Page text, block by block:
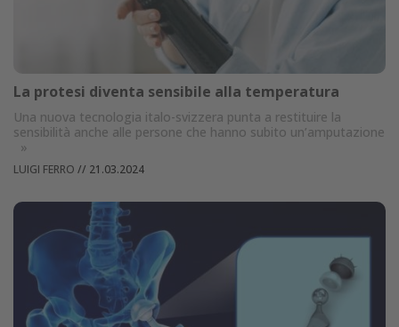
La protesi diventa sensibile alla temperatura
Una nuova tecnologia italo-svizzera punta a restituire la
sensibilità anche alle persone che hanno subito un’amputazione
»
LUIGI FERRO // 21.03.2024